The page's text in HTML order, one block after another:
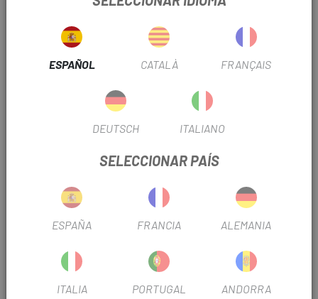
AÑADIR AL CARRITO
Excepto últimas unidades o productos en liquidación.
Consultar tiempos de entrega estimados al elegir
método de envío.
ESPAÑOL CATALÀ FRANÇAIS
DEUTSCH ITALIANO
SELECCIONAR PAÍS
ESPAÑA FRANCIA ALEMANIA
ITALIA PORTUGAL ANDORRA